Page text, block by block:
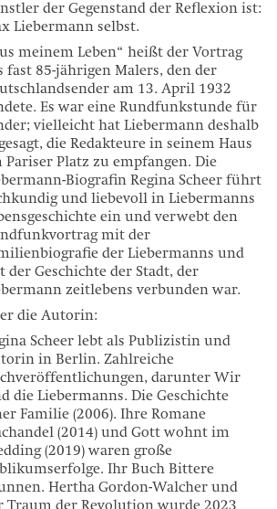
der Gegenstand der Reflexion ist:
Liebermann selbst.
meinem Leben“ heißt der Vortrag
fast 85-jährigen Malers, den der
am 13. April 1932
Es war eine Rundfunkstunde für
vielleicht hat Liebermann deshalb
die Redakteure in seinem Haus
Pariser Platz zu empfangen. Die
Biografin Regina Scheer führt
und liebevoll in Liebermanns
ein und verwebt den
mit der
der Liebermanns und
der Geschichte der Stadt, der
zeitlebens verbunden war.
die Autorin:
Scheer lebt als Publizistin und
in Berlin. Zahlreiche
darunter Wir
die Liebermanns. Die Geschichte
Familie (2006). Ihre Romane
(2014) und Gott wohnt im
(2019) waren große
Ihr Buch Bittere
Hertha Gordon-Walcher und